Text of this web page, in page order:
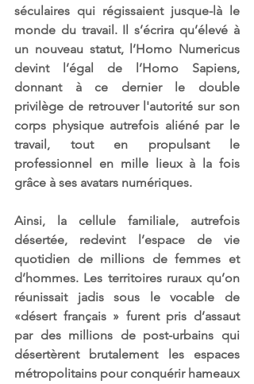
séculaires qui régissaient jusque-là le
monde du travail. Il s’écrira qu’élevé à
un nouveau statut, l’Homo Numericus
devint l’égal de l’Homo Sapiens,
donnant à ce dernier le double
privilège de retrouver l'autorité sur son
corps physique autrefois aliéné par le
travail, tout en propulsant le
professionnel en mille lieux à la fois
grâce à ses avatars numériques.
Ainsi, la cellule familiale, autrefois
désertée, redevint l’espace de vie
quotidien de millions de femmes et
d’hommes. Les territoires ruraux qu’on
réunissait jadis sous le vocable de
«désert français » furent pris d’assaut
par des millions de post-urbains qui
désertèrent brutalement les espaces
métropolitains pour conquérir hameaux